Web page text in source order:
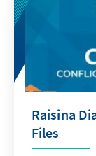
Raisina
Files